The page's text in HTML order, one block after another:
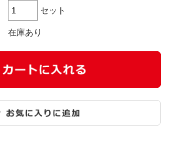
セット
在庫あり